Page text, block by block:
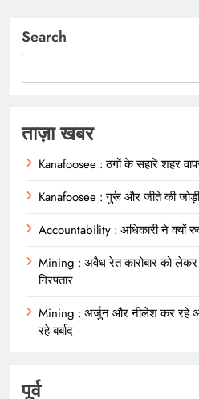
Search
ताज़ा खबर
Kanafoosee : ठगों के सहारे शहर
Kanafoosee : गुर्रू और जीते की जोड़ी
Accountability : अधिकारी ने क्यों
Mining : अवैध रेत कारोबार को लेकर
गिरफ्तार
Mining : अर्जुन और नीलेश कर रहे
रहे बर्बाद
पूर्व